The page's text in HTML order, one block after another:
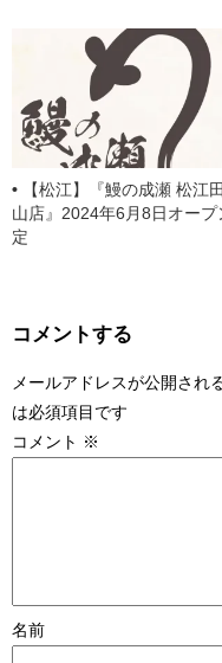
【松江】『鰻の成瀬 松江
山店』2024年6月8日オープ
定
コメントする
メールアドレスが公開され
は必須項目です
コメント ※
名前